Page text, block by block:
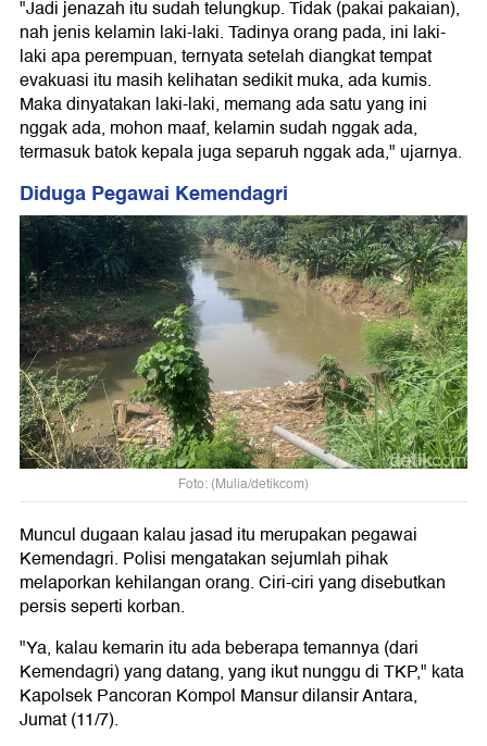
"Jadi jenazah itu sudah telungkup. Tidak (pakai pakaian),
nah jenis kelamin laki-laki. Tadinya orang pada, ini laki-
laki apa perempuan, ternyata setelah diangkat tempat
evakuasi itu masih kelihatan sedikit muka, ada kumis.
Maka dinyatakan laki-laki, memang ada satu yang ini
nggak ada, mohon maaf, kelamin sudah nggak ada,
termasuk batok kepala juga separuh nggak ada," ujarnya.
Diduga Pegawai Kemendagri
Foto: (Mulia/detikcom)
Muncul dugaan kalau jasad itu merupakan pegawai
Kemendagri. Polisi mengatakan sejumlah pihak
melaporkan kehilangan orang. Ciri-ciri yang disebutkan
persis seperti korban.
"Ya, kalau kemarin itu ada beberapa temannya (dari
Kemendagri) yang datang, yang ikut nunggu di TKP," kata
Kapolsek Pancoran Kompol Mansur dilansir Antara,
Jumat (11/7).